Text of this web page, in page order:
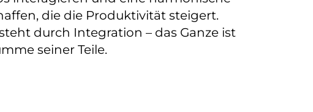
die die Produktivität steigert.
durch Integration – das Ganze ist
seiner Teile.